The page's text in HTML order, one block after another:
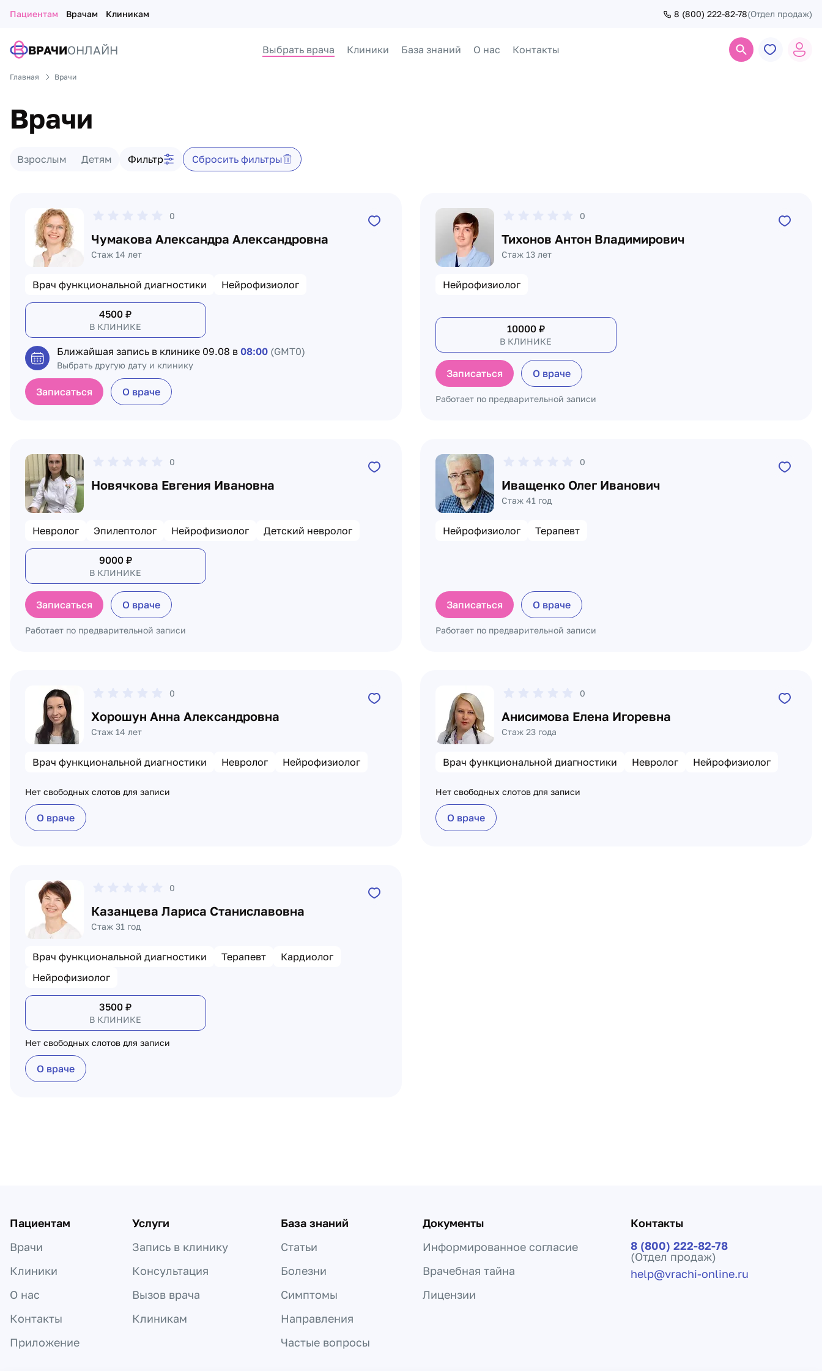
Пациентам Врачам Клиникам 8 (800) 222-82-78(Отдел продаж)
ВРАЧИОНЛАЙН Выбрать врача Клиники База знаний О нас Контакты
Главная Врачи
Врачи
Фильтр врачей
Взрослым Детям Фильтр Сбросить фильтры
0
Чумакова Александра Александровна
Стаж 14 лет
Врач функциональной диагностики Нейрофизиолог
4500 ₽
В КЛИНИКЕ
Ближайшая запись в клинике 09.08 в 08:00 (GMT0)
Выбрать другую дату и клинику
Записаться О враче
0
Тихонов Антон Владимирович
Стаж 13 лет
Нейрофизиолог
10000₽
В КЛИНИКЕ
Записаться О враче
Работает по предварительной записи
0
Новячкова Евгения Ивановна
Невролог Эпилептолог Нейрофизиолог Детский невролог
9000₽
В КЛИНИКЕ
Записаться О враче
Работает по предварительной записи
0
Иващенко Олег Иванович
Стаж 41 год
Нейрофизиолог Терапевт
Записаться О враче
Работает по предварительной записи
0
Хорошун Анна Александровна
Стаж 14 лет
Врач функциональной диагностики Невролог Нейрофизиолог
Нет свободных слотов для записи
О враче
0
Анисимова Елена Игоревна
Стаж 23 года
Врач функциональной диагностики Невролог Нейрофизиолог
Нет свободных слотов для записи
О враче
0
Казанцева Лариса Станиславовна
Стаж 31 год
Врач функциональной диагностики Терапевт
Кардиолог
Нейрофизиолог
3500 ₽
В КЛИНИКЕ
Нет свободных слотов для записи
О враче
Пациентам
Врачи
Клиники
О нас
Контакты
Приложение
Услуги
Запись в клинику
Консультация
Вызов врача
Клиникам
База знаний
Статьи
Болезни
Симптомы
Направления
Частые вопросы
Документы
Информированное согласие
Врачебная тайна
Лицензии
Контакты
8 (800) 222-82-78
(Отдел продаж)
help@vrachi-online.ru